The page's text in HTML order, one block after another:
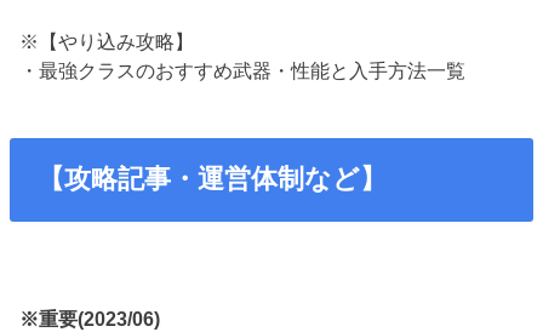
※【やり込み攻略】
・最強クラスのおすすめ武器・性能と入手方法一覧
【攻略記事・運営体制など】
※重要(2023/06)